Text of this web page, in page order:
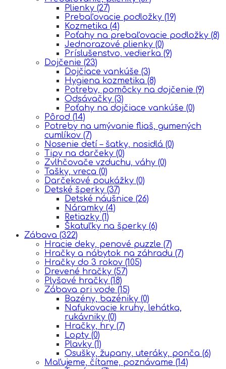
Plienky (27)
Prebaľovacie podložky (19)
Kozmetika (4)
Poťahy na prebaľovacie podložky (8)
Jednorazové plienky (0)
Príslušenstvo, vedierka (9)
Dojčenie (23)
Dojčiace vankúše (3)
Hygiena kozmetika (8)
Potreby, pomôcky na dojčenie (9)
Odsávačky (3)
Poťahy na dojčiace vankúše (0)
Pôrod (14)
Potreby na umývanie fliaš, gumených
cumlíkov (7)
Nosenie detí – šatky, nosidlá (0)
Tipy na darčeky (0)
Zvlhčovače vzduchu, váhy (0)
Tašky, vreca (0)
Darčekové poukážky (0)
Detské šperky (37)
Detské náušnice (26)
Náramky (4)
Retiazky (1)
Škatuľky na šperky (6)
Zábava (322)
Hracie deky, penové puzzle (7)
Hračky a nábytok na záhradu (7)
Hračky do 3 rokov (105)
Drevené hračky (57)
Plyšové hračky (18)
Zábava pri vode (15)
Bazény, bazéniky (0)
Nafukovacie kruhy, lehátka,
rukávniky (0)
Hračky, hry (7)
Lopty (0)
Plavky (1)
Osušky, župany, uteráky, ponča (6)
Maľujeme, čítame, poznávame (14)